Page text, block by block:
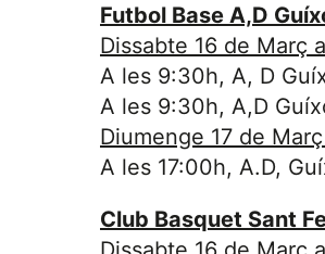
Futbol Base A,D
Dissabte 16 de Març
A les 9:30h, A, D
A les 9:30h, A,D
Diumenge 17 de
A les 17:00h, A.D,
Club Basquet Sant